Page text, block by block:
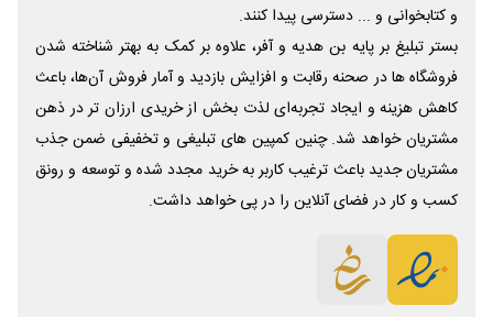
و کتابخوانی و ... دسترسی پیدا کنند.
بستر تبلیغ بر پایه بن هدیه و آفر، علاوه بر کمک به بهتر شناخته شدن
فروشگاه ها در صحنه رقابت و افزایش بازدید و آمار فروش آن‌ها، باعث
کاهش هزینه و ایجاد تجربه‌ای لذت بخش از خریدی ارزان تر در ذهن
مشتریان خواهد شد. چنین کمپین های تبلیغی و تخفیفی ضمن جذب
مشتریان جدید باعث ترغیب کاربر به خرید مجدد شده و توسعه و رونق
کسب و کار در فضای آنلاین را در پی خواهد داشت.